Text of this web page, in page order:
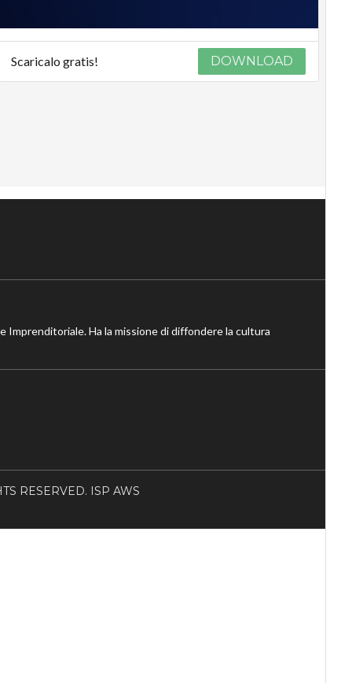
Scaricalo gratis! DOWNLOAD
Ha la missione di diffondere la cultura
RESERVED. ISP AWS